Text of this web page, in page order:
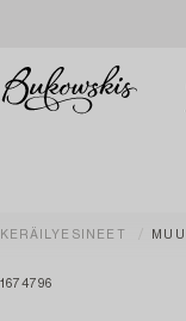
KERÄILYESINEET MUU
1674796